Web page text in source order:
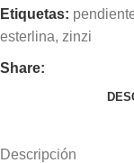
Etiquetas:
esterlina, zinzi
Share:
Descripción